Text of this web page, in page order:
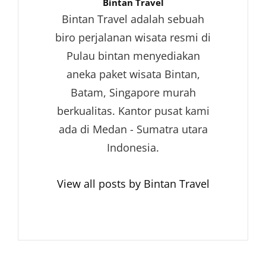
Bintan Travel adalah sebuah
biro perjalanan wisata resmi di
Pulau bintan menyediakan
aneka paket wisata Bintan,
Batam, Singapore murah
berkualitas. Kantor pusat kami
ada di Medan - Sumatra utara
Indonesia.
View all posts by Bintan Travel